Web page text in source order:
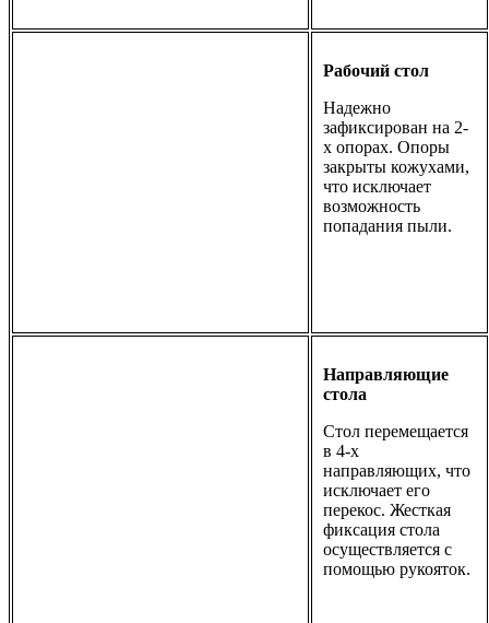
Рабочий стол
Надежно
зафиксирован на 2-
х опорах. Опоры
закрыты кожухами,
что исключает
возможность
попадания пыли.
Направляющие
стола
Стол перемещается
в 4-х
направляющих, что
исключает его
перекос. Жесткая
фиксация стола
осуществляется с
помощью рукояток.